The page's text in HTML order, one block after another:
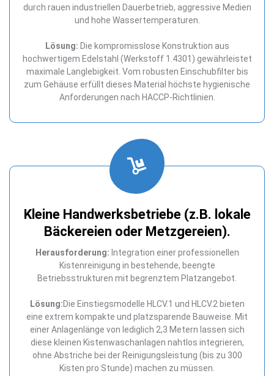
durch rauen industriellen Dauerbetrieb, aggressive Medien
und hohe Wassertemperaturen.
Lösung: Die kompromisslose Konstruktion aus
hochwertigem Edelstahl (Werkstoff 1.4301) gewährleistet
maximale Langlebigkeit. Vom robusten Einschubfilter bis
zum Gehäuse erfüllt dieses Material höchste hygienische
Anforderungen nach HACCP-Richtlinien.
Kleine Handwerksbetriebe (z.B. lokale
Bäckereien oder Metzgereien).
Herausforderung: Integration einer professionellen
Kistenreinigung in bestehende, beengte
Betriebsstrukturen mit begrenztem Platzangebot.
Lösung:Die Einstiegsmodelle HLCV.1 und HLCV.2 bieten
eine extrem kompakte und platzsparende Bauweise. Mit
einer Anlagenlänge von lediglich 2,3 Metern lassen sich
diese kleinen Kistenwaschanlagen nahtlos integrieren,
ohne Abstriche bei der Reinigungsleistung (bis zu 300
Kisten pro Stunde) machen zu müssen.